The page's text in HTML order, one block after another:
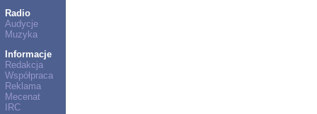
Radio
Audycje
Muzyka
Informacje
Redakcja
Współpraca
Reklama
Mecenat
IRC